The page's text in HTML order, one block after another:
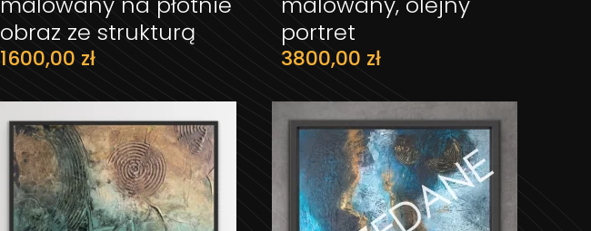
obraz ze strukturą
1600,00 zł
portret
3800,00 zł